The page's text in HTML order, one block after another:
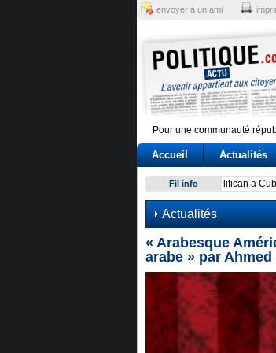
envoyer à un ami
Pour une communauté
Accueil Actualités
Fil info Exodus:
Actualités
« Arabesque
arabe » par Ahmed